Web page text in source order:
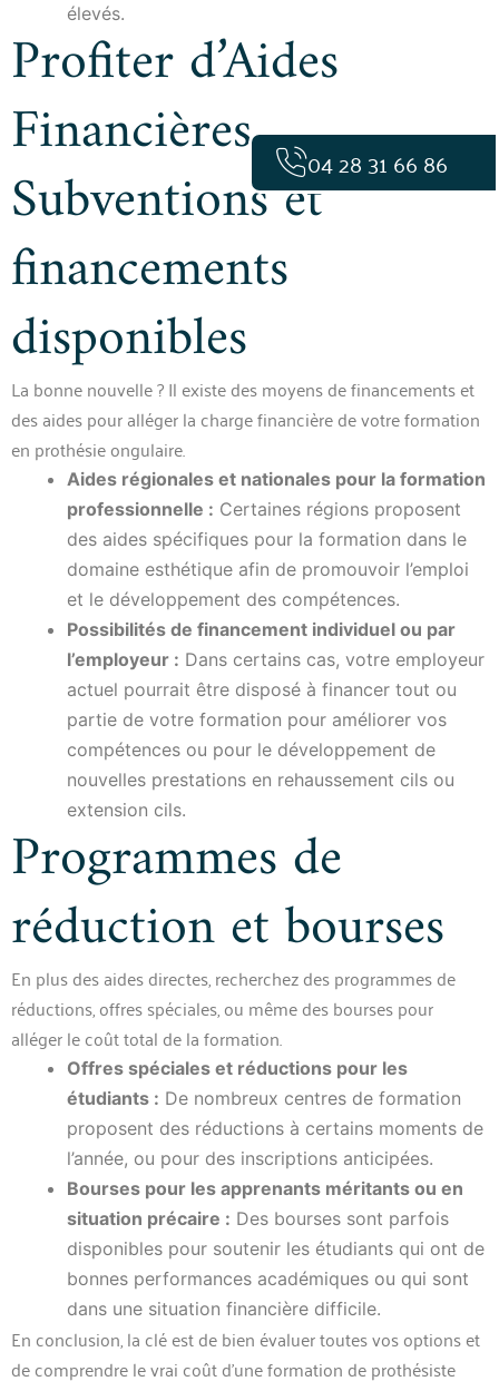
élevés.
Profiter d’Aides
Financières
Subventions et
financements
disponibles
La bonne nouvelle ? Il existe des moyens de financements et
des aides pour alléger la charge financière de votre formation
en prothésie ongulaire.
Aides régionales et nationales pour la formation
professionnelle : Certaines régions proposent
des aides spécifiques pour la formation dans le
domaine esthétique afin de promouvoir l’emploi
et le développement des compétences.
Possibilités de financement individuel ou par
l’employeur : Dans certains cas, votre employeur
actuel pourrait être disposé à financer tout ou
partie de votre formation pour améliorer vos
compétences ou pour le développement de
nouvelles prestations en rehaussement cils ou
extension cils.
Programmes de
réduction et bourses
En plus des aides directes, recherchez des programmes de
réductions, offres spéciales, ou même des bourses pour
alléger le coût total de la formation.
Offres spéciales et réductions pour les
étudiants : De nombreux centres de formation
proposent des réductions à certains moments de
l’année, ou pour des inscriptions anticipées.
Bourses pour les apprenants méritants ou en
situation précaire : Des bourses sont parfois
disponibles pour soutenir les étudiants qui ont de
bonnes performances académiques ou qui sont
dans une situation financière difficile.
En conclusion, la clé est de bien évaluer toutes vos options et
de comprendre le vrai coût d’une formation de prothésiste
04 28 31 66 86